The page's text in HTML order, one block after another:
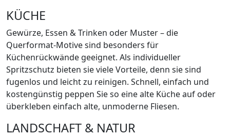
KÜCHE
Gewürze, Essen & Trinken oder Muster – die
Querformat-Motive sind besonders für
Küchenrückwände geeignet. Als individueller
Spritzschutz bieten sie viele Vorteile, denn sie sind
fugenlos und leicht zu reinigen. Schnell, einfach und
kostengünstig peppen Sie so eine alte Küche auf oder
überkleben einfach alte, unmoderne Fliesen.
LANDSCHAFT & NATUR